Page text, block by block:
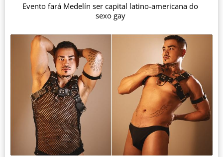
Evento fará Medelín ser capital latino-americana do
sexo gay